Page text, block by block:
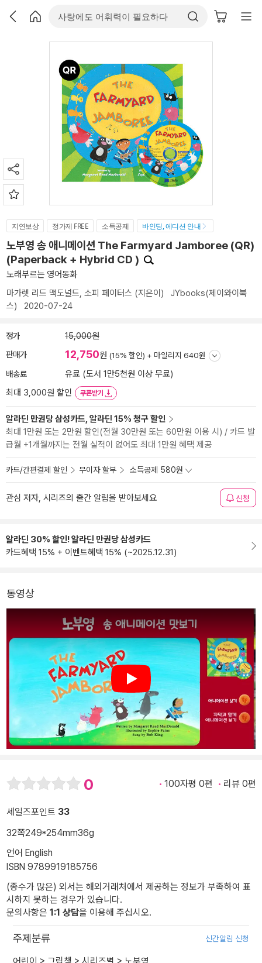
지연보상 정가제 FREE 소득공제 바인딩, 에디션 안내
노부영 송 애니메이션 The Farmyard Jamboree (QR)
(Paperback + Hybrid CD )
노래부르는 영어동화
마가렛 리드 맥도널드, 소피 페이터스 (지은이) JYbooks(제이와이북
스) 2020-07-24
정가 15,000원
판매가 12,750원 (15% 할인) + 마일리지 640원
배송료
유료 (도서 1만5천원 이상 무료)
최대 3,000원 할인
쿠폰받기
알라딘 만권당 삼성카드, 알라딘 15% 청구 할인
최대 1만원 또는 2만원 할인(전월 30만원 또는 60만원 이용 시) / 카드 발
급월 +1개월까지는 전월 실적이 없어도 최대 1만원 혜택 제공
카드/간편결제 할인 무이자 할부 소득공제 580원
관심 저자, 시리즈의 출간 알림을 받아보세요 신청
알라딘 30% 할인! 알라딘 만권당 삼성카드
카드혜택 15% + 이벤트혜택 15% (~2025.12.31)
동영상
Play
0 100자평 0편 리뷰 0편
세일즈포인트 33
32쪽249*254mm36g
언어 English
ISBN 9789919185756
(종수가 많은) 외서는 해외거래처에서 제공하는 정보가 부족하여 표
시하지 못하는 경우가 있습니다.
문의사항은 1:1 상담을 이용해 주십시오.
주제분류 신간알림 신청